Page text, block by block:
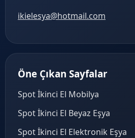
ikielesya@hotmail.com
Öne Çıkan Sayfalar
Spot İkinci El Mobilya
Spot İkinci El Beyaz Eşya
Spot İkinci El Elektronik Eşya